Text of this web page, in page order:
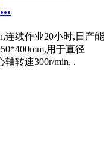
连续作业20小时,日产能
用于直径
轴转速300r/min, .